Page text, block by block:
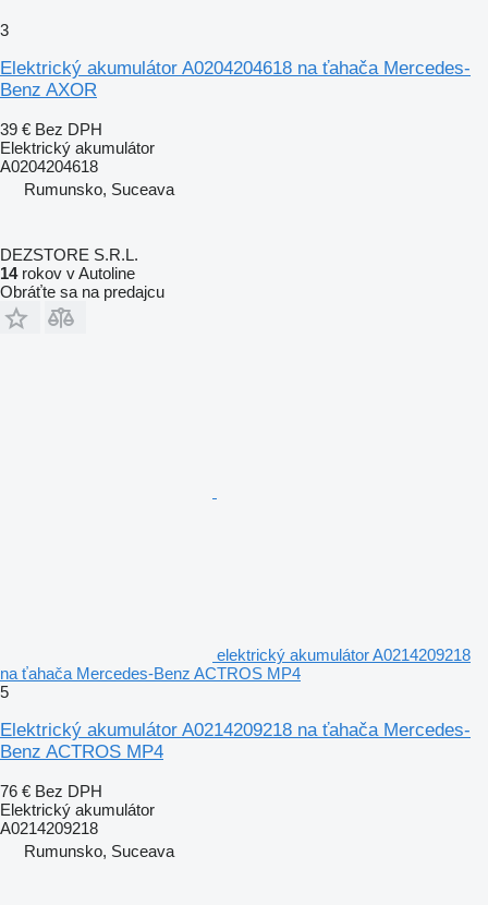
3
Elektrický akumulátor A0204204618 na ťahača Mercedes-
Benz AXOR
39 € Bez DPH
Elektrický akumulátor
A0204204618
Rumunsko, Suceava
DEZSTORE S.R.L.
14rokov v Autoline
Obráťte sa na predajcu
elektrický akumulátor A0214209218
na ťahača Mercedes-Benz ACTROS MP4
5
Elektrický akumulátor A0214209218 na ťahača Mercedes-
Benz ACTROS MP4
76 € Bez DPH
Elektrický akumulátor
A0214209218
Rumunsko, Suceava